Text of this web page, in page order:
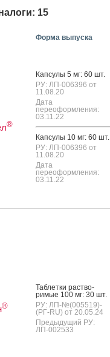
15
Форма выпуска
®
Кап­су­лы 5 мг: 60 шт.
РУ: ЛП-006396 от
11.08.20
Дата
переоформления:
03.11.22
Кап­су­лы 10 мг: 60 шт.
РУ: ЛП-006396 от
11.08.20
Дата
переоформления:
03.11.22
®
Таб­летки рас­тво­
римые 100 мг: 30 шт.
РУ: ЛП-№(005519)-
(РГ-RU) от 20.05.24
Предыдущий РУ:
ЛП-002533